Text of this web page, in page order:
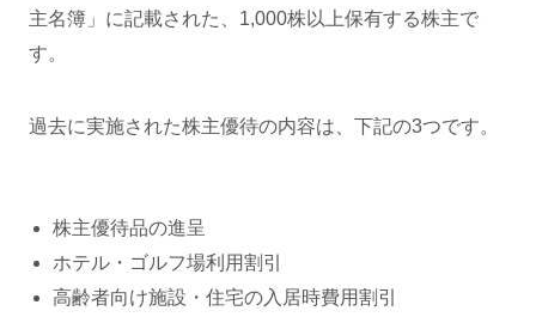
主名簿」に記載された、1,000株以上保有する株主で
す。
過去に実施された株主優待の内容は、下記の3つです。
株主優待品の進呈
ホテル・ゴルフ場利用割引
高齢者向け施設・住宅の入居時費用割引